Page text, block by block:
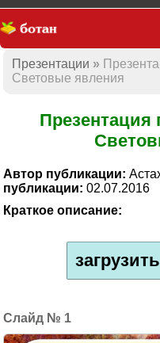
Презентации
Световые явления
Презентация
Автор публикации:
публикации: 02.07.2016
Краткое описание:
1